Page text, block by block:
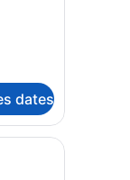
dates
sur l’océan.